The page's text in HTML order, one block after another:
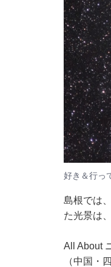
好き＆行っ
島根では
た光景は
All About
（中国・